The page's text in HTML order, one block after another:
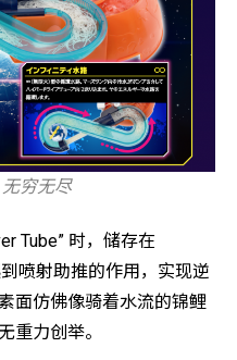
穷无尽
Tube” 时，储存在
喷射助推的作用，实现逆
面仿佛像骑着水流的锦鲤
重力创举。